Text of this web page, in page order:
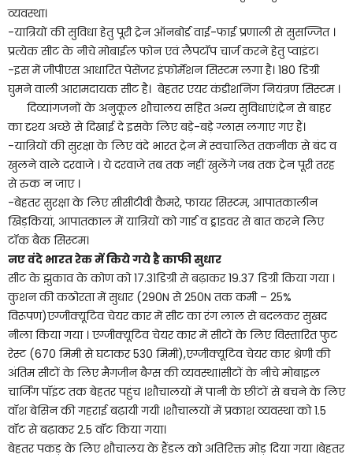
व्यवस्था।
-यात्रियों की सुविधा हेतु पूरी ट्रेन ऑनबोर्ड वाई-फाई प्रणाली से सुसज्जित ।
प्रत्येक सीट के नीचे मोबाईल फोन एवं लैपटॉप चार्ज करने हेतु प्वाइंट।
-इस में जीपीएस आधारित पेसेंजर इंफोर्मेशन सिस्टम लगा है। 180 डिग्री
घुमने वाली आरामदायक सीट है। बेहतर एयर कंडीशनिंग नियंत्रण सिस्टम ।
दिव्यांगजनों के अनुकूल शौचालय सहित अन्य सुविधाएं।ट्रेन से बाहर
का दृश्य अच्छे से दिखाई दे इसके लिए बड़े-बड़े ग्लास लगाए गए हैं।
-यात्रियों की सुरक्षा के लिए वंदे भारत ट्रेन में स्वचालित तकनीक से बंद व
खुलने वाले दरवाजे । ये दरवाजे तब तक नहीं खुलेंगे जब तक ट्रेन पूरी तरह
से रुक न जाए ।
-बेहतर सुरक्षा के लिए सीसीटीवी कैमरे, फायर सिस्टम, आपातकालीन
खिड़कियां, आपातकाल में यात्रियों को गार्ड व ड्राइवर से बात करने लिए
टॉक बैक सिस्टम।
नए वंदे भारत रेक में किये गये है काफी सुधार
सीट के झुकाव के कोण को 17.31डिग्री से बढ़ाकर 19.37 डिग्री किया गया ।
कुशन की कठोरता में सुधार (290N से 250N तक कमी – 25%
विरूपण)एग्जीक्यूटिव चेयर कार में सीट का रंग लाल से बदलकर सुखद
नीला किया गया । एग्जीक्यूटिव चेयर कार में सीटों के लिए विस्तारित फुट
रेस्ट (670 मिमी से घटाकर 530 मिमी),एग्जीक्यूटिव चेयर कार श्रेणी की
अंतिम सीटों के लिए मैगजीन बैग्स की व्यवस्था।सीटों के नीचे मोबाइल
चार्जिंग पॉइंट तक बेहतर पहुंच ।शौचालयों में पानी के छींटों से बचने के लिए
वॉश बेसिन की गहराई बढ़ायी गयी ।शौचालयों में प्रकाश व्यवस्था को 1.5
वॉट से बढ़ाकर 2.5 वॉट किया गया।
बेहतर पकड़ के लिए शौचालय के हैंडल को अतिरिक्त मोड़ दिया गया ।बेहतर